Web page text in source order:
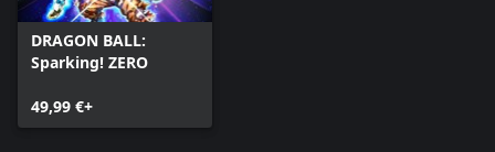
DRAGON BALL:
Sparking! ZERO
49,99 €+